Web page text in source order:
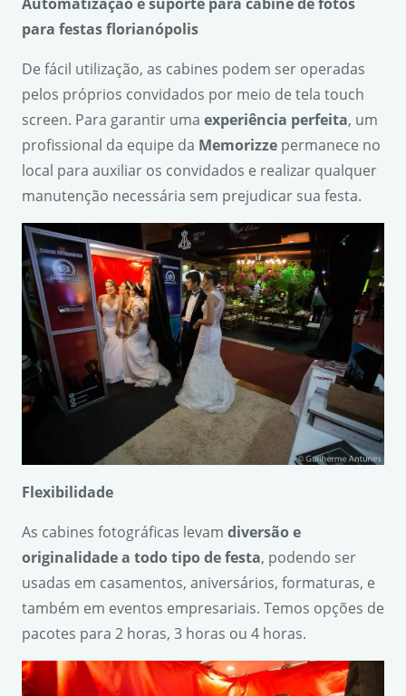
para festas florianópolis
De fácil utilização, as cabines podem ser operadas
pelos próprios convidados por meio de tela touch
screen. Para garantir uma experiência perfeita, um
profissional da equipe da Memorizze permanece no
local para auxiliar os convidados e realizar qualquer
manutenção necessária sem prejudicar sua festa.
Flexibilidade
As cabines fotográficas levam diversão e
originalidade a todo tipo de festa, podendo ser
usadas em casamentos, aniversários, formaturas, e
também em eventos empresariais. Temos opções de
pacotes para 2 horas, 3 horas ou 4 horas.